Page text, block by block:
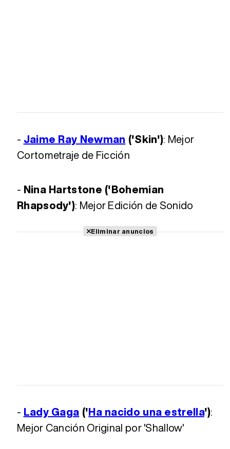
- Jaime Ray Newman ('Skin'): Mejor
Cortometraje de Ficción
- Nina Hartstone ('Bohemian
Rhapsody'): Mejor Edición de Sonido
Eliminar anuncios
- Lady Gaga ('Ha nacido una estrella'):
Mejor Canción Original por 'Shallow'